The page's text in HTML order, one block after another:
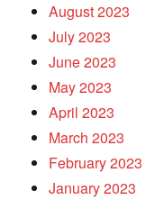
August 2023
July 2023
June 2023
May 2023
April 2023
March 2023
February 2023
January 2023